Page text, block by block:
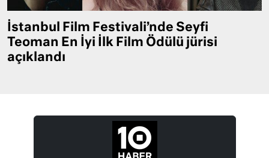
İstanbul Film Festivali’nde Seyfi
Teoman En İyi İlk Film Ödülü jürisi
açıklandı